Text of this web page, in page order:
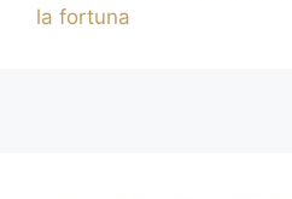
la fortuna